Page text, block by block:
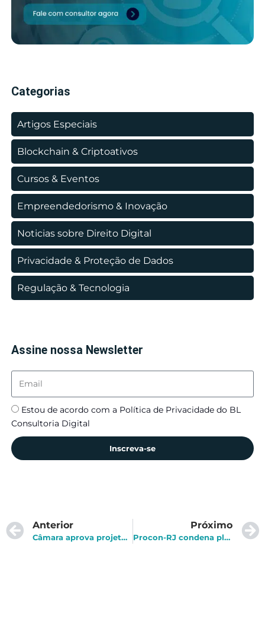
Categorias
Artigos Especiais
Blockchain & Criptoativos
Cursos & Eventos
Empreendedorismo & Inovação
Noticias sobre Direito Digital
Privacidade & Proteção de Dados
Regulação & Tecnologia
Assine nossa Newsletter
Estou de acordo com a Política de Privacidade do BL
Consultoria Digital
Inscreva-se
Anterior
Câmara aprova projeto de lei que regula criptomoedas no Brasil
Próximo
Procon-RJ condena plataforma a pagar multa por incidente de dados